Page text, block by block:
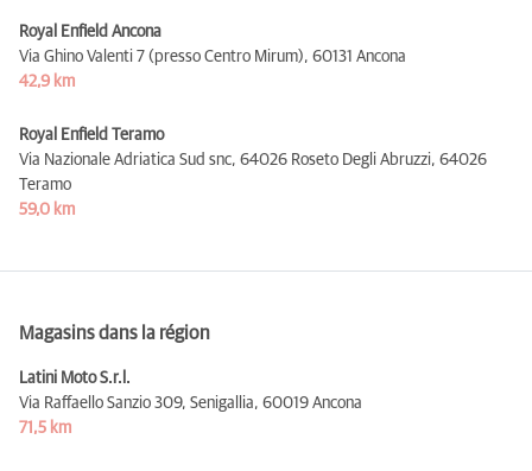
Royal Enfield Ancona
Via Ghino Valenti 7 (presso Centro Mirum), 60131 Ancona
42,9 km
Royal Enfield Teramo
Via Nazionale Adriatica Sud snc, 64026 Roseto Degli Abruzzi, 64026
Teramo
59,0 km
Magasins dans la région
Latini Moto S.r.l.
Via Raffaello Sanzio 309, Senigallia, 60019 Ancona
71,5 km